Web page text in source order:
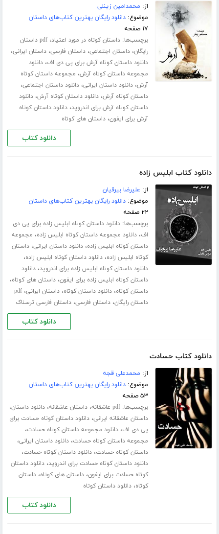
از: محمدامین زینلی
موضوع:دانلود رایگان بهترین کتاب‌های داستان
۱۷ صفحه
برچسب‌ها:داستان کوتاه در مورد اعتیاد،
pdf داستان
رایگان،داستان اجتماعی،داستان فارسی،داستان ایرانی،
دانلود داستان کوتاه آرش برای پی دی اف،دانلود
مجموعه داستان کوتاه آرش، مجموعه داستان کوتاه
آرش،دانلود داستان ایرانی،دانلود داستان اجتماعی،
داستان کوتاه آرش،دانلود داستان کوتاه آرش،دانلود
داستان کوتاه آرش برای اندروید،دانلود داستان کوتاه
آرش برای ایفون،داستان های کوتاه
دانلود کتاب
دانلود کتاب ابلیس زاده
از: علیرضا بیرقیان
موضوع:دانلود رایگان بهترین کتاب‌های داستان
۲۲ صفحه
برچسب‌ها:دانلود داستان کوتاه ابلیس زاده برای پی دی
اف،دانلود مجموعه داستان کوتاه ابلیس زاده، مجموعه
داستان کوتاه ابلیس زاده،دانلود داستان ایرانی،داستان
کوتاه ابلیس زاده،دانلود داستان کوتاه ابلیس زاده،
دانلود داستان کوتاه ابلیس زاده برای اندروید،دانلود
داستان کوتاه ابلیس زاده برای ایفون،داستان های کوتاه،
داستان کوتاه،دانلود داستان کوتاه،داستان ایرانی،pdf
داستان رایگان،داستان فارسی،داستان فارسی ترسناک
دانلود کتاب
دانلود کتاب حسادت
از: محمدعلی قجه
موضوع:دانلود رایگان بهترین کتاب‌های داستان
۵۳ صفحه
برچسب‌ها:pdf عاشقانه ،داستان عاشقانه،دانلود داستان،
داستان عاشقانه ایرانی،دانلود داستان کوتاه حسادت برای
پی دی اف،دانلود مجموعه داستان کوتاه حسادت،
مجموعه داستان کوتاه حسادت،دانلود داستان ایرانی،
داستان کوتاه حسادت،دانلود داستان کوتاه حسادت،
دانلود داستان کوتاه حسادت برای اندروید،دانلود داستان
کوتاه حسادت برای ایفون،داستان های کوتاه،داستان
کوتاه،دانلود داستان کوتاه
دانلود کتاب